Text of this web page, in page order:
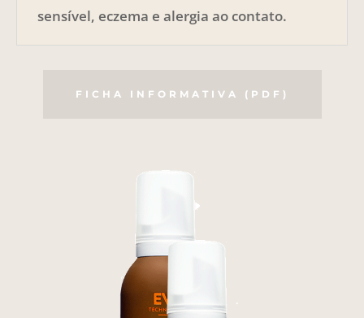
sensível, eczema e alergia ao contato.
FICHA INFORMATIVA (PDF)